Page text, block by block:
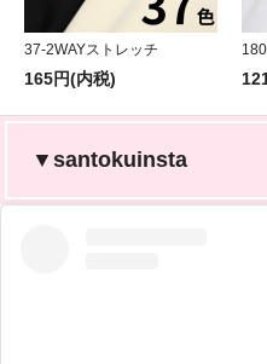
37-2WAYストレッチ
165円(内税)
▼santokuinsta